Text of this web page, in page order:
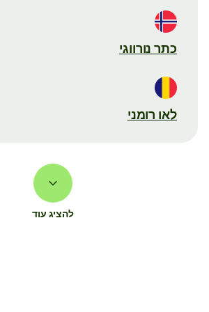
כתר נורווגי
לאו רומני
להציג עוד